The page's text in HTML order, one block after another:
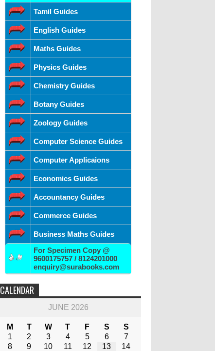
Tamil Guides
English Guides
Maths Guides
Physics Guides
Chemistry Guides
Botany Guides
Zoology Guides
Computer Science Guides
Computer Applicaions
Economics Guides
Accountancy Guides
Commerce Guides
Business Maths Guides
For Specimen Copy @
9600175757 / 8124201000
enquiry@surabooks.com
CALENDAR
JUNE 2026
M T W T F S
S
1
2 3 4 5 6
7
8
9 10 11 12 13
14